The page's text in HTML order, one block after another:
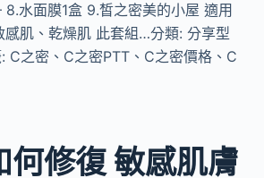
水面膜1盒 9.皙之密美的小屋 適用
感肌、乾燥肌 此套組…分類: 分享型
C之密、C之密PTT、C之密價格、C
何修復 敏感肌膚